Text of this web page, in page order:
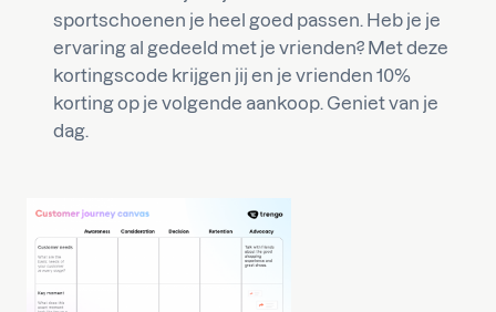
sportschoenen je heel goed passen. Heb je je
ervaring al gedeeld met je vrienden? Met deze
kortingscode krijgen jij en je vrienden 10%
korting op je volgende aankoop. Geniet van je
dag.